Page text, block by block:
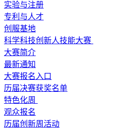
实验与注册
专利与人才
创服基地
科学科技创新人技能大赛
大赛简介
最新通知
大赛报名入口
历届决赛获奖名单
特色化周
观众报名
历届创新周活动